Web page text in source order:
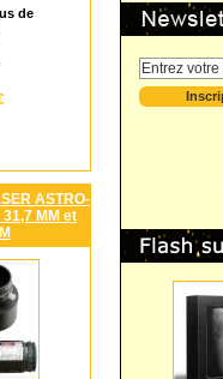
de
ASTRO-
31,7 MM et